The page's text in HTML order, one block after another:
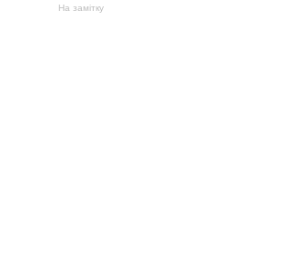
На замітку